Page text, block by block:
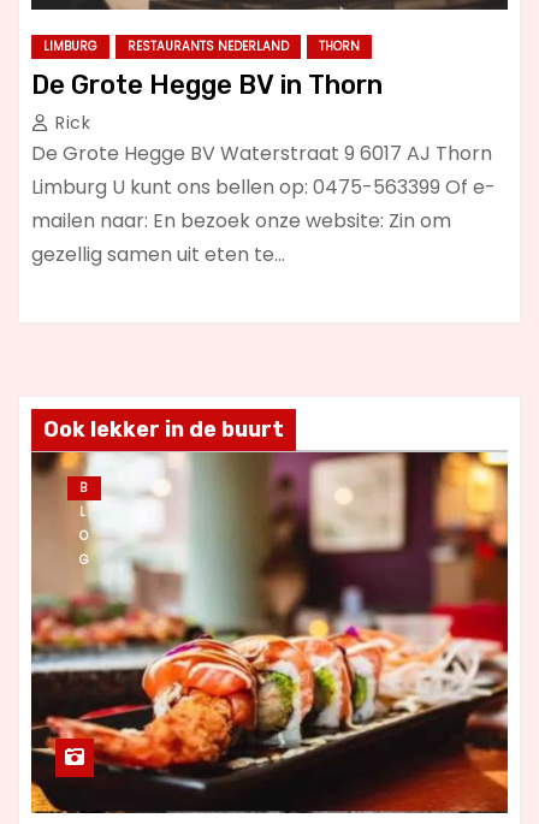
LIMBURG RESTAURANTS NEDERLAND THORN
De Grote Hegge BV in Thorn
Rick
De Grote Hegge BV Waterstraat 9 6017 AJ Thorn
Limburg U kunt ons bellen op: 0475-563399 Of e-
mailen naar: En bezoek onze website: Zin om
gezellig samen uit eten te…
Ook lekker in de buurt
B
L
O
G